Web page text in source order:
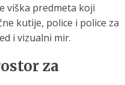
viška predmeta koji
kutije, police i police za
i vizualni mir.
za